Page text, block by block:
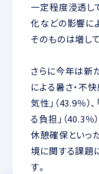
一定程度浸透し
化などの影響に
そのものは増し
さらに今年は新
による暑さ・不快
気性」（43.9％
る負担」（40.3
休憩確保といっ
境に関する課題
す。